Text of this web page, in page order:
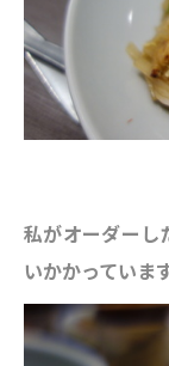
私がオーダーし
いかかっていま